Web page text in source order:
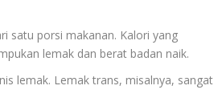
satu porsi makanan. Kalori yang
lemak dan berat badan naik.
lemak. Lemak trans, misalnya, sangat